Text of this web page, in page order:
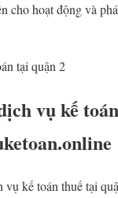
cho hoạt động và
tại quận 2
vụ kế
vụ kế toán thuế tại